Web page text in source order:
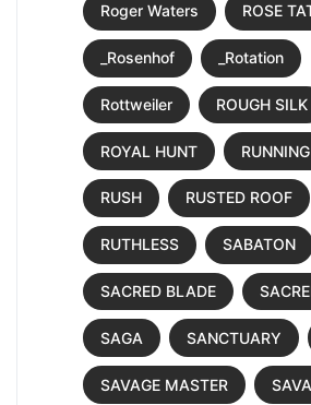
Roger Waters ROSE
_Rosenhof _Rotation
Rottweiler ROUGH SILK
ROYAL HUNT
RUSH RUSTED ROOF
RUTHLESS SABATON
SACRED BLADE
SAGA SANCTUARY
SAVAGE MASTER